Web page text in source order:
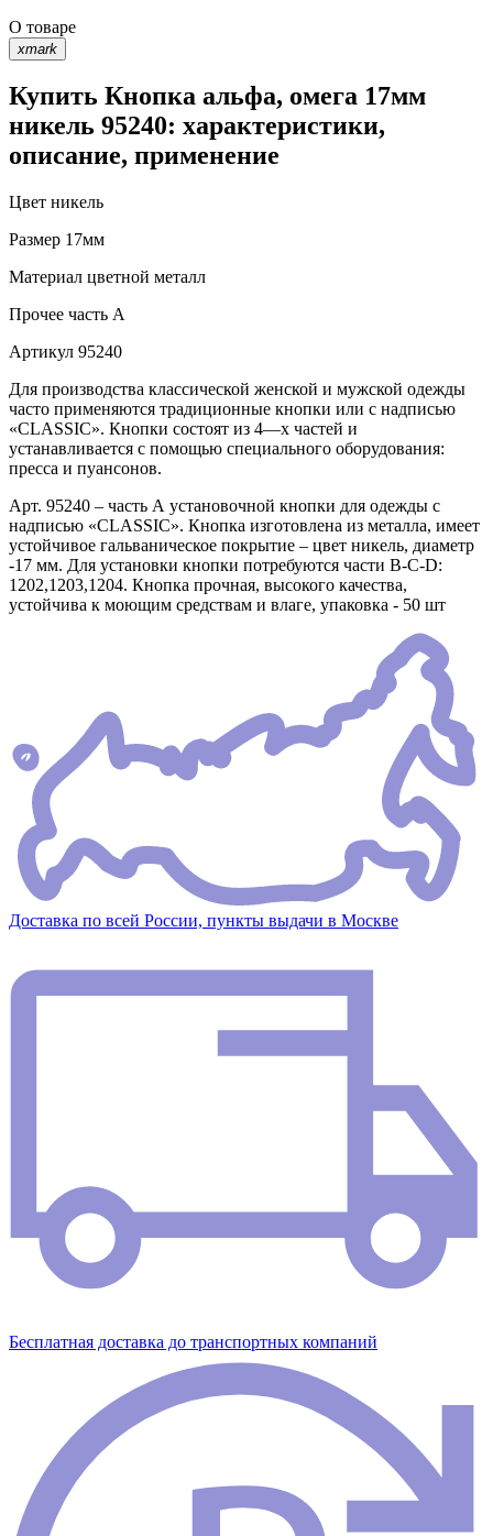
О товаре
xmark
Купить Кнопка альфа, омега 17мм
никель 95240: характеристики,
описание, применение
Цвет никель
Размер 17мм
Материал цветной металл
Прочее часть A
Артикул 95240
Для производства классической женской и мужской одежды
часто применяются традиционные кнопки или с надписью
«CLASSIC». Кнопки состоят из 4—х частей и
устанавливается с помощью специального оборудования:
пресса и пуансонов.
Арт. 95240 – часть А установочной кнопки для одежды с
надписью «CLASSIC». Кнопка изготовлена из металла, имеет
устойчивое гальваническое покрытие – цвет никель, диаметр
-17 мм. Для установки кнопки потребуются части В-С-D:
1202,1203,1204. Кнопка прочная, высокого качества,
устойчива к моющим средствам и влаге, упаковка - 50 шт
Доставка по всей России, пункты выдачи в Москве
Бесплатная доставка до транспортных компаний